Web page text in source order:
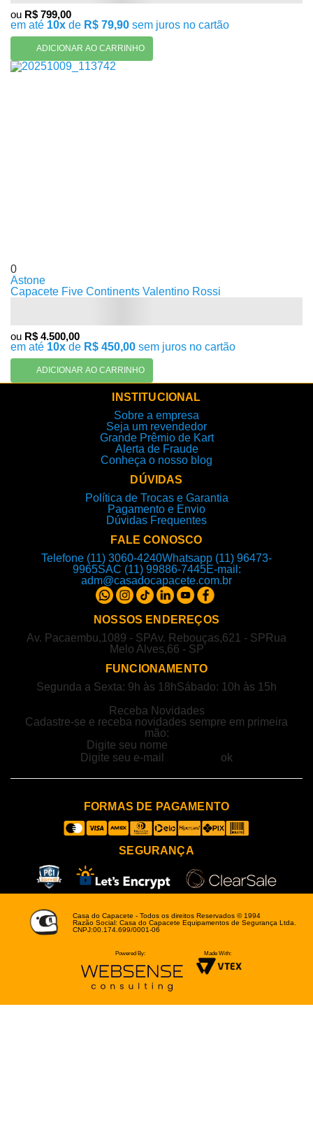
ou R$ 799,00
em até 10x de R$ 79,90 sem juros no cartão
ADICIONAR AO CARRINHO
0
Astone
Capacete Five Continents Valentino Rossi
ou R$ 4.500,00
em até 10x de R$ 450,00 sem juros no cartão
ADICIONAR AO CARRINHO
INSTITUCIONAL
Sobre a empresa
Seja um revendedor
Grande Prêmio de Kart
Alerta de Fraude
Conheça o nosso blog
DÚVIDAS
Política de Trocas e Garantia
Pagamento e Envio
Dúvidas Frequentes
FALE CONOSCO
Telefone (11) 3060-4240Whatsapp (11) 96473-
9965SAC (11) 99886-7445E-mail:
adm@casadocapacete.com.br
NOSSOS ENDEREÇOS
Av. Pacaembu,1089 - SPAv. Rebouças,621 - SP Rua
Melo Alves,66 - SP
FUNCIONAMENTO
Segunda a Sexta: 9h às 18hSábado: 10h às 15h
Receba Novidades
Cadastre-se e receba novidades sempre em primeira
mão:
FORMAS DE PAGAMENTO
SEGURANÇA
Casa do Capacete - Todos os direitos Reservados © 1994
Razão Social: Casa do Capacete Equipamentos de Segurança Ltda.
CNPJ:00.174.699/0001-06
Powered By: Made With: